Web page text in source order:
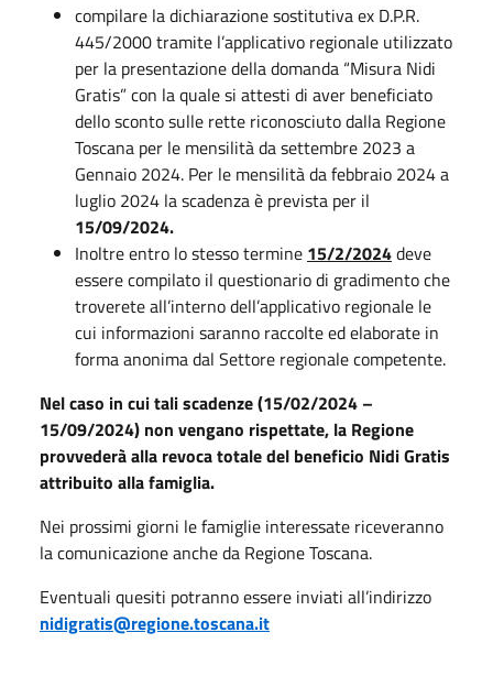
compilare la dichiarazione sostitutiva ex D.P.R.
445/2000 tramite l’applicativo regionale utilizzato
per la presentazione della domanda “Misura Nidi
Gratis” con la quale si attesti di aver beneficiato
dello sconto sulle rette riconosciuto dalla Regione
Toscana per le mensilità da settembre 2023 a
Gennaio 2024. Per le mensilità da febbraio 2024 a
luglio 2024 la scadenza è prevista per il
15/09/2024.
Inoltre entro lo stesso termine 15/2/2024deve
essere compilato il questionario di gradimento che
troverete all’interno dell’applicativo regionale le
cui informazioni saranno raccolte ed elaborate in
forma anonima dal Settore regionale competente.
Nel caso in cui tali scadenze (15/02/2024 –
15/09/2024) non vengano rispettate, la Regione
provvederà alla revoca totale del beneficio Nidi Gratis
attribuito alla famiglia.
Nei prossimi giorni le famiglie interessate riceveranno
la comunicazione anche da Regione Toscana.
Eventuali quesiti potranno essere inviati all’indirizzo
nidigratis@regione.toscana.it